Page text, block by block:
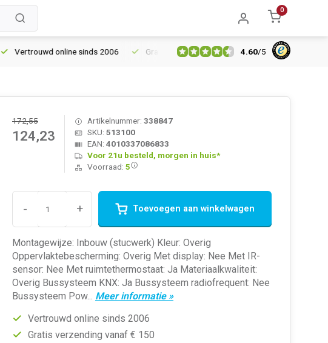
0
Vertrouwd online sinds 2006 Gratis verzending vanaf € 150 5% extra korting
4.60/5
172,55
124,23
Artikelnummer: 338847
SKU: 513100
EAN: 4010337086833
Voor 21u besteld, morgen in huis*
Voorraad: 5
- + Toevoegen aan winkelwagen
Montagewijze: Inbouw (stucwerk) Kleur: Overig
Oppervlaktebescherming: Overig Met display: Nee Met IR-
sensor: Nee Met ruimtethermostaat: Ja Materiaalkwaliteit:
Overig Bussysteem KNX: Ja Bussysteem radiofrequent: Nee
Bussysteem Pow... Meer informatie »
Vertrouwd online sinds 2006
Gratis verzending vanaf € 150